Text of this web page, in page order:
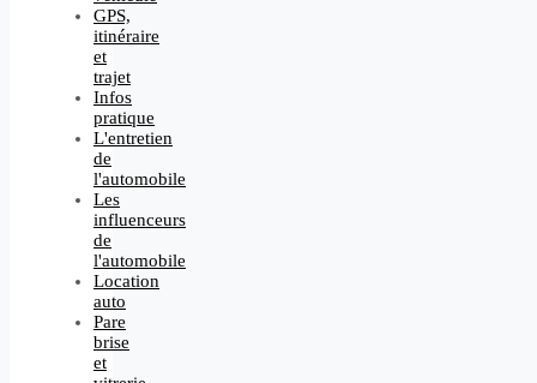
GPS,
itinéraire
et
trajet
Infos
pratique
L'entretien
de
l'automobile
Les
influenceurs
de
l'automobile
Location
auto
Pare
brise
et